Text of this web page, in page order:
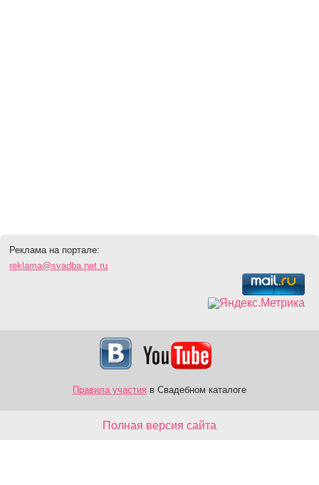
Реклама на портале:
reklama@svadba.net.ru
Правила участия в Свадебном каталоге
Полная версия сайта